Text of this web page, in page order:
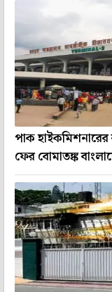
পাক
ফের বোমাতঙ্ক